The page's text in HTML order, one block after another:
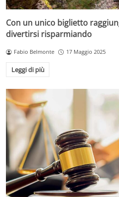
Con un unico biglietto
divertirsi risparmiando
Fabio Belmonte 17 Maggio 2025
Leggi di più